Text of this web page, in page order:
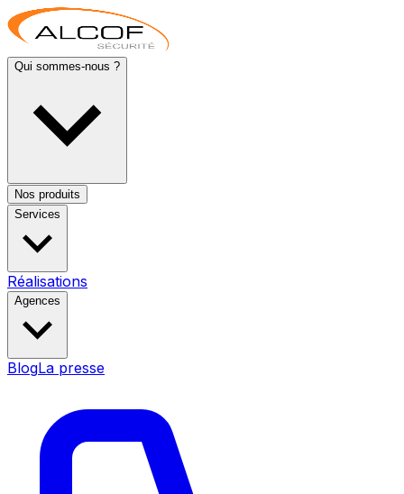
Qui sommes-nous ?
Nos produits
Services
Réalisations
Agences
BlogLa presse